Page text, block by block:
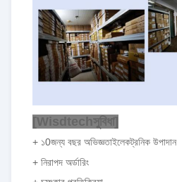
[Wisdtechসুবিধা]
+ ১0জন্য বছর অভিজ্ঞতাইলেকট্রনিক উপাদান
+ নিরাপদ অর্ডারিং